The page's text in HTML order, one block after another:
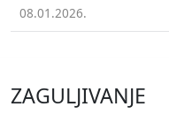
08.01.2026.
ZAGULJIVANJE